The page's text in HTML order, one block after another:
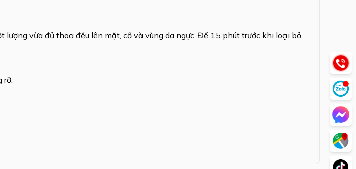
vừa đủ thoa đều lên mặt, cổ và vùng da ngực. Để 15 phút trước khi loại bỏ
rỡ.